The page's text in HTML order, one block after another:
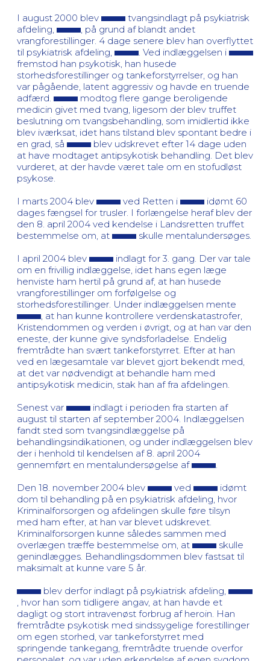
I august 2000 blev
tvangsindlagt på psykiatrisk
afdeling,
, på grund af blandt andet
vrangforestillinger. 4 dage senere blev han overflyttet
til psykiatrisk afdeling,
. Ved indlæggelsen i
fremstod han psykotisk, han husede
storhedsforestillinger og tankeforstyrrelser, og han
var pågående, latent aggressiv og havde en truende
adfærd.
modtog flere gange beroligende
medicin givet med tvang, ligesom der blev truffet
beslutning om tvangsbehandling, som imidlertid ikke
blev iværksat, idet hans tilstand blev spontant bedre i
en grad, så
blev udskrevet efter 14 dage uden
at have modtaget antipsykotisk behandling. Det blev
vurderet, at der havde været tale om en stofudløst
psykose.
I marts 2004 blev
ved Retten i
idømt 60
dages fængsel for trusler. I forlængelse heraf blev der
den 8. april 2004 ved kendelse i Landsretten truffet
bestemmelse om, at
skulle mentalundersøges.
I april 2004 blev
indlagt for 3. gang. Der var tale
om en frivillig indlæggelse, idet hans egen læge
henviste ham hertil på grund af, at han husede
vrangforestillinger om forfølgelse og
storhedsforestillinger. Under indlæggelsen mente
, at han kunne kontrollere verdenskatastrofer,
Kristendommen og verden i øvrigt, og at han var den
eneste, der kunne give syndsforladelse. Endelig
fremtrådte han svært tankeforstyrret. Efter at han
ved en lægesamtale var blevet gjort bekendt med,
at det var nødvendigt at behandle ham med
antipsykotisk medicin, stak han af fra afdelingen.
Senest var
indlagt i perioden fra starten af
august til starten af september 2004. Indlæggelsen
fandt sted som tvangsindlæggelse på
behandlingsindikationen, og under indlæggelsen blev
der i henhold til kendelsen af 8. april 2004
gennemført en mentalundersøgelse af
Den 18. november 2004 blev
ved
idømt
dom til behandling på en psykiatrisk afdeling, hvor
Kriminalforsorgen og afdelingen skulle føre tilsyn
med ham efter, at han var blevet udskrevet.
Kriminalforsorgen kunne således sammen med
overlægen træffe bestemmelse om, at
skulle
genindlægges. Behandlingsdommen blev fastsat til
maksimalt at kunne vare 5 år.
blev derfor indlagt på psykiatrisk afdeling,
, hvor han som tidligere angav, at han havde et
dagligt og stort intravenøst forbrug af heroin. Han
fremtrådte psykotisk med sindssygelige forestillinger
om egen storhed, var tankeforstyrret med
springende tankegang, fremtrådte truende overfor